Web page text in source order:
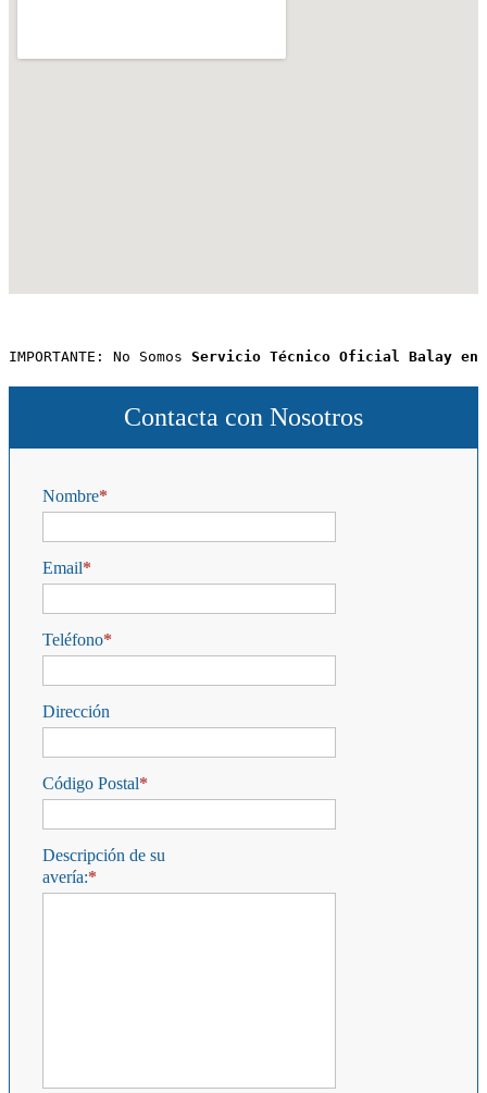
IMPORTANTE: No Somos Servicio Técnico Oficial Balay en
Contacta con Nosotros
Nombre
Email
Teléfono
Dirección
Código Postal
Descripción de su
avería: